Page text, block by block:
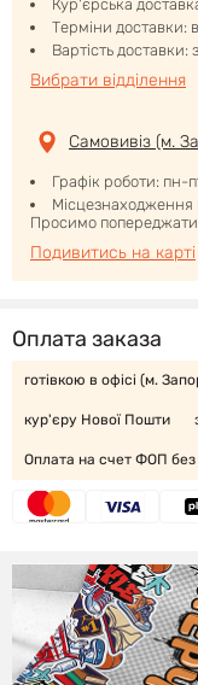
Кур'єрська
Терміни доставки:
Вартість
Вибрати відділення
Самовивіз (м.
Графік роботи: пн-
Місцезнаходження
Просимо попереджати
Подивитись на карті
Оплата заказа
готівкою в офісі (м.
кур'єру Нової Пошти
Оплата на счет ФОП